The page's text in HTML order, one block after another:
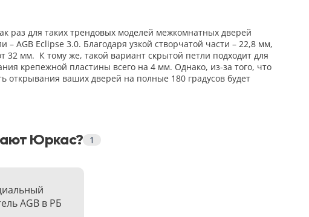
раз для таких трендовых моделей межкомнатных дверей
AGB Eclipse 3.0. Благодаря узкой створчатой части – 22,8 мм,
мм. К тому же, такой вариант скрытой петли подходит для
крепежной пластины всего на 4 мм. Однако, из-за того, что
открывания ваших дверей на полные 180 градусов будет
Юркас? 1
AGB в РБ